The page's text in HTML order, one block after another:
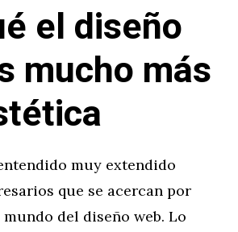
el diseño
mucho más
muy extendido
que se acercan por
del diseño web. Lo